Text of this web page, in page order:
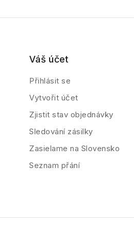
Váš účet
Přihlásit se
Vytvořit účet
Zjistit stav objednávky
Sledování zásilky
Zasielame na Slovensko
Seznam přání